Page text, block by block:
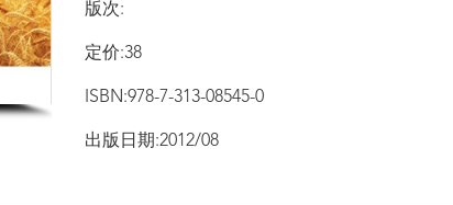
版次:
定价:38
ISBN:978-7-313-08545-0
出版日期:2012/08